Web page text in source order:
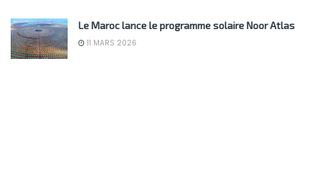
Le Maroc lance le programme solaire Noor Atlas
11 MARS 2026